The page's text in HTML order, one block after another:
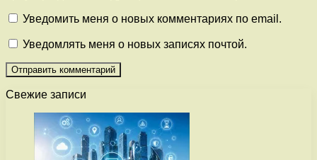
Уведомить меня о новых комментариях по email.
Уведомлять меня о новых записях почтой.
Свежие записи